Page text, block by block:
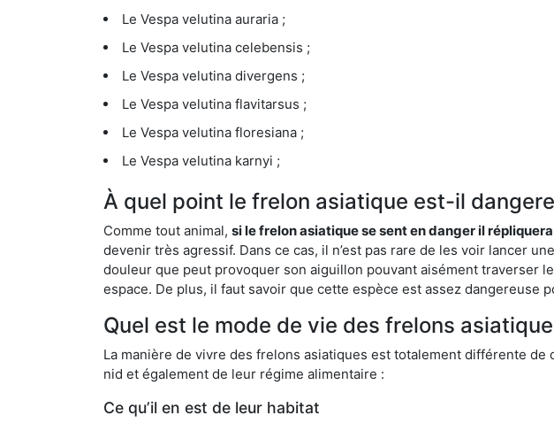
Le Vespa velutina auraria ;
Le Vespa velutina celebensis ;
Le Vespa velutina divergens ;
Le Vespa velutina flavitarsus ;
Le Vespa velutina floresiana ;
Le Vespa velutina karnyi ;
À quel point le frelon asiatique est-il
Comme tout animal, si le frelon asiatique se sent en danger il répliquera
devenir très agressif. Dans ce cas, il n’est pas rare de les voir lancer
douleur que peut provoquer son aiguillon pouvant aisément traverser
espace. De plus, il faut savoir que cette espèce est assez dangereuse
Quel est le mode de vie des frelons
La manière de vivre des frelons asiatiques est totalement différente
nid et également de leur régime alimentaire :
Ce qu’il en est de leur habitat